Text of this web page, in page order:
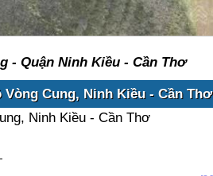
- Quận Ninh Kiều - Cần Thơ
Cung, Ninh Kiều - Cần Thơ
Ninh Kiều - Cần Thơ